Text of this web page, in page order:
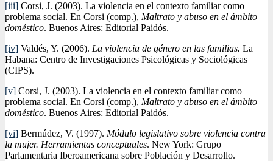
[iii] Corsi, J. (2003). La violencia en el contexto familiar como
problema social. En Corsi (comp.), Maltrato y abuso en el ámbito
doméstico. Buenos Aires: Editorial Paidós.
[iv] Valdés, Y. (2006). La violencia de género en las familias. La
Habana: Centro de Investigaciones Psicológicas y Sociológicas
(CIPS).
[v] Corsi, J. (2003). La violencia en el contexto familiar como
problema social. En Corsi (comp.), Maltrato y abuso en el ámbito
doméstico. Buenos Aires: Editorial Paidós.
[vi] Bermúdez, V. (1997). Módulo legislativo sobre violencia contra
la mujer. Herramientas conceptuales. New York: Grupo
Parlamentaria Iberoamericana sobre Población y Desarrollo.